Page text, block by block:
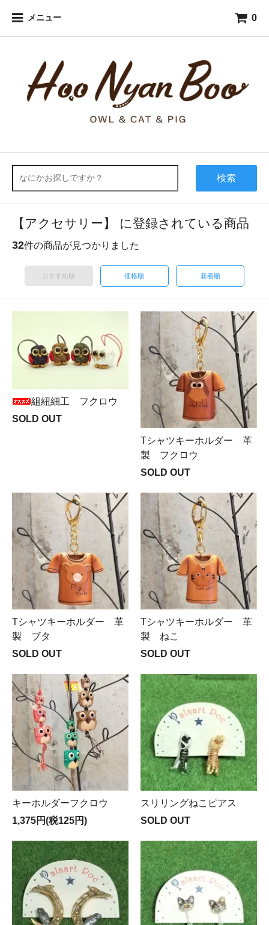
メニュー 0
検索
【アクセサリー】 に登録されている商品
32件の商品が見つかりました
おすすめ順 価格順 新着順
組紐細工 フクロウ
SOLD OUT
Tシャツキーホルダー 革
製 フクロウ
SOLD OUT
Tシャツキーホルダー 革
製 ブタ
SOLD OUT
Tシャツキーホルダー 革
製 ねこ
SOLD OUT
キーホルダーフクロウ
1,375円(税125円)
スリリングねこピアス
SOLD OUT